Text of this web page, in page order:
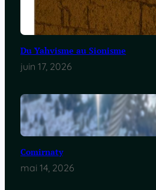
Du Yahvisme au Sionisme
juin 17, 2026
Comirnaty
mai 14, 2026